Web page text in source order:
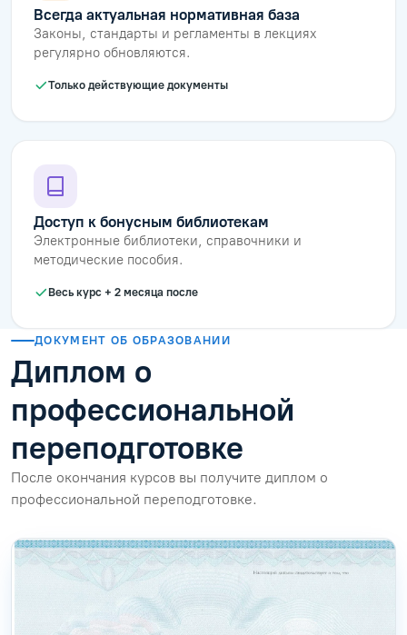
Всегда актуальная нормативная база
Законы, стандарты и регламенты в лекциях
регулярно обновляются.
Только действующие документы
Доступ к бонусным библиотекам
Электронные библиотеки, справочники и
методические пособия.
Весь курс + 2 месяца после
ДОКУМЕНТ ОБ ОБРАЗОВАНИИ
Диплом о
профессиональной
переподготовке
После окончания курсов вы получите диплом о
профессиональной переподготовке.